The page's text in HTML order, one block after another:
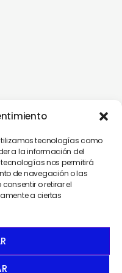
tecnologías como
a la información del
nos permitirá
de navegación o las
o retirar el
a ciertas